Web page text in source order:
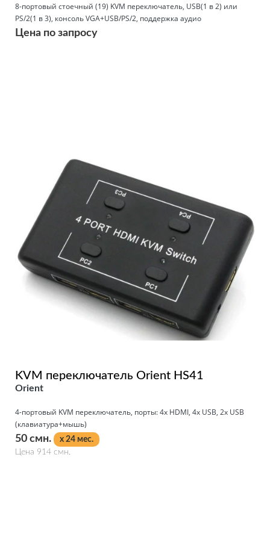
8-портовый стоечный (19) KVM переключатель, USB(1 в 2) или
PS/2(1 в 3), консоль VGA+USB/PS/2, поддержка аудио
Цена по запросу
KVM переключатель Orient HS41
Orient
4-портовый KVM переключатель, порты: 4x HDMI, 4x USB, 2x USB
(клавиатура+мышь)
50 смн.
x 24 мес.
Цена 914 смн.